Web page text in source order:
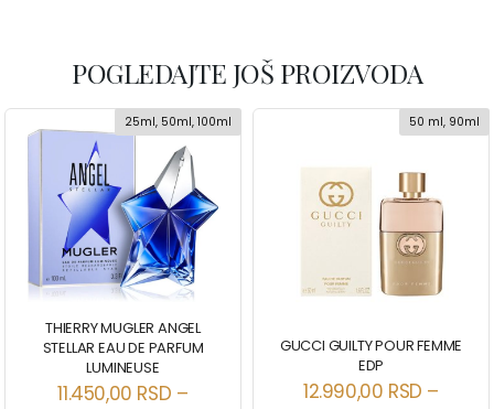
POGLEDAJTE JOŠ PROIZVODA
25ml, 50ml, 100ml
THIERRY MUGLER ANGEL
STELLAR EAU DE PARFUM
LUMINEUSE
11.450,00 RSD –
50 ml, 90ml
GUCCI GUILTY POUR FEMME
EDP
12.990,00 RSD –